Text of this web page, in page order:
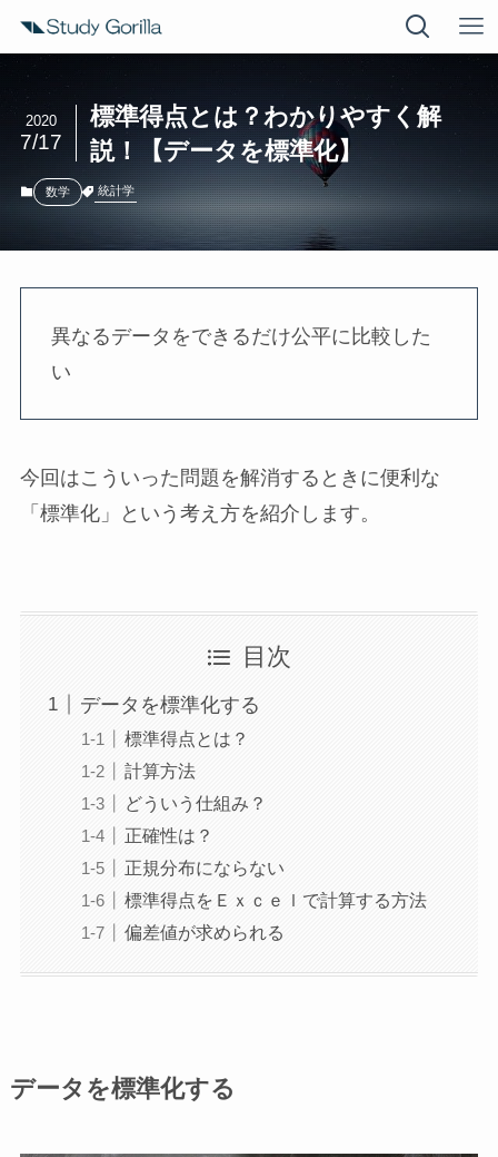
標準得点とは？わかりやすく解
説！【データを標準化】
2020
7/17
数学 統計学
異なるデータをできるだけ公平に比較した
い
今回はこういった問題を解消するときに便利な
「標準化」という考え方を紹介します。
目次
データを標準化する
標準得点とは？
計算方法
どういう仕組み？
正確性は？
正規分布にならない
標準得点をＥｘｃｅｌで計算する方法
偏差値が求められる
データを標準化する